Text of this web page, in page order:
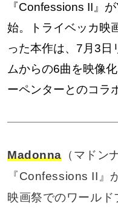
『Confessions II』
始。トライベッカ映
った本作は、7月3日
ムからの6曲を映像
ーペンターとのコラ
Madonna（マドン
『Confessions II』
映画祭でのワール